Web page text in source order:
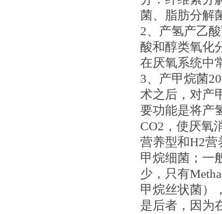
菌、脂肪分解
2、产氢产乙
酸和醇类氧化
在厌氧系统中
3、产甲烷菌
术之后，对产
要功能是将产
CO2，使厌氧
营养型和H2
甲烷细菌；一
少，只有
甲烷丝状菌）
是后者，因为